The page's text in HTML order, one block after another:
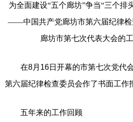
为全面建设“五个廊坊”争当“三个排
——中国共产党廊坊市第六届纪律检
廊坊市第七次代表大会的
在8月16日开幕的市第七次党代会
第六届纪律检查委员会作了书面工作
五年来的工作回顾